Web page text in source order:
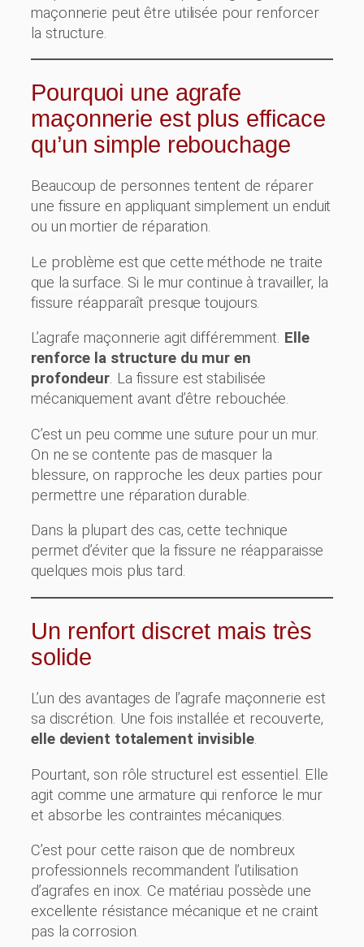
maçonnerie peut être utilisée pour renforcer
la structure.
Pourquoi une agrafe
maçonnerie est plus efficace
qu’un simple rebouchage
Beaucoup de personnes tentent de réparer
une fissure en appliquant simplement un enduit
ou un mortier de réparation.
Le problème est que cette méthode ne traite
que la surface. Si le mur continue à travailler, la
fissure réapparaît presque toujours.
L’agrafe maçonnerie agit différemment. Elle
renforce la structure du mur en
profondeur. La fissure est stabilisée
mécaniquement avant d’être rebouchée.
C’est un peu comme une suture pour un mur.
On ne se contente pas de masquer la
blessure, on rapproche les deux parties pour
permettre une réparation durable.
Dans la plupart des cas, cette technique
permet d’éviter que la fissure ne réapparaisse
quelques mois plus tard.
Un renfort discret mais très
solide
L’un des avantages de l’agrafe maçonnerie est
sa discrétion. Une fois installée et recouverte,
elle devient totalement invisible.
Pourtant, son rôle structurel est essentiel. Elle
agit comme une armature qui renforce le mur
et absorbe les contraintes mécaniques.
C’est pour cette raison que de nombreux
professionnels recommandent l’utilisation
d’agrafes en inox. Ce matériau possède une
excellente résistance mécanique et ne craint
pas la corrosion.